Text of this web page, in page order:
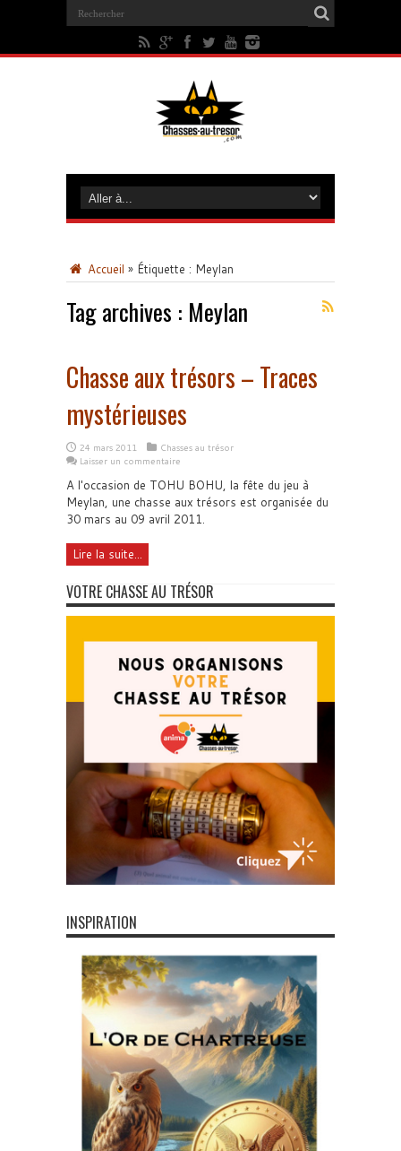
Accueil » Étiquette : Meylan
Tag archives : Meylan
Chasse aux trésors – Traces
mystérieuses
24 mars 2011
Chasses au trésor
Laisser un commentaire
A l'occasion de TOHU BOHU, la fête du jeu à
Meylan, une chasse aux trésors est organisée du
30 mars au 09 avril 2011.
Lire la suite...
VOTRE CHASSE AU TRÉSOR
INSPIRATION